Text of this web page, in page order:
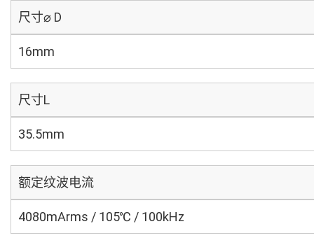
尺寸⌀ D
16mm
尺寸L
35.5mm
额定纹波电流
4080mArms / 105℃ / 100kHz